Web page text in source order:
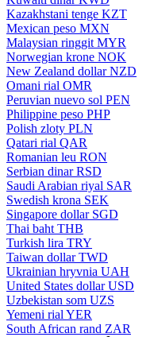
Kazakhstani tenge KZT
Mexican peso MXN
Malaysian ringgit MYR
Norwegian krone NOK
New Zealand dollar NZD
Omani rial OMR
Peruvian nuevo sol PEN
Philippine peso PHP
Polish zloty PLN
Qatari rial QAR
Romanian leu RON
Serbian dinar RSD
Saudi Arabian riyal SAR
Swedish krona SEK
Singapore dollar SGD
Thai baht THB
Turkish lira TRY
Taiwan dollar TWD
Ukrainian hryvnia UAH
United States dollar USD
Uzbekistan som UZS
Yemeni rial YER
South African rand ZAR